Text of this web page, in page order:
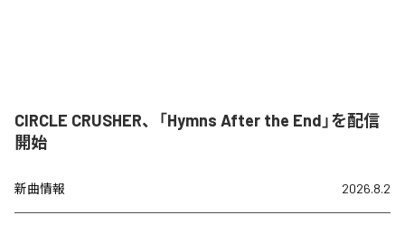
CIRCLE CRUSHER、「Hymns After the End」を配信
開始
新曲情報 2026.8.2